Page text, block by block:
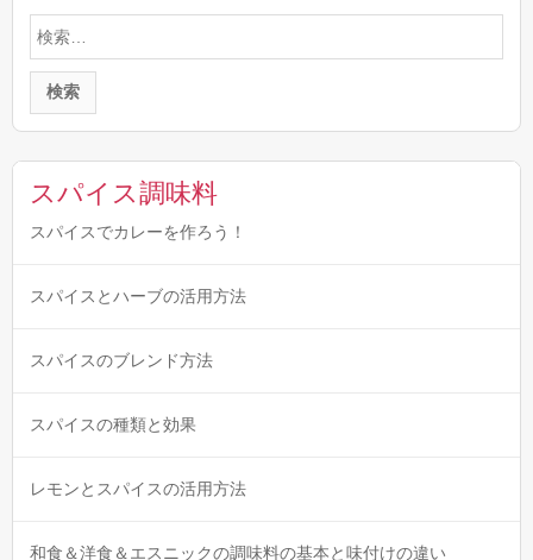
検
索:
スパイス調味料
スパイスでカレーを作ろう！
スパイスとハーブの活用方法
スパイスのブレンド方法
スパイスの種類と効果
レモンとスパイスの活用方法
和食＆洋食＆エスニックの調味料の基本と味付けの違い